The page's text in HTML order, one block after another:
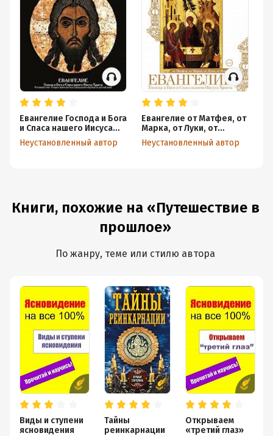
Евангелие Господа и Бога
и Спаса нашего Иисуса
Христа
Неустановленный автор
Евангелие от Матфея, от
Марка, от Луки, от
Иоанна
Неустановленный автор
Книги, похожие на «Путешествие в
прошлое»
По жанру, теме или стилю автора
Виды и ступени
ясновидения
Тайны
реинкарнации
Открываем
«третий глаз»